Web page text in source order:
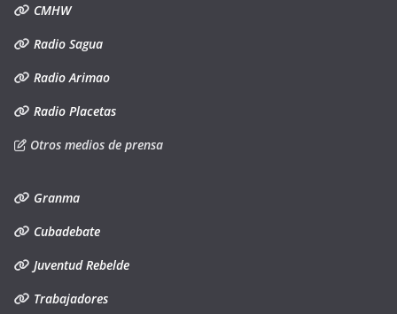
CMHW
Radio Sagua
Radio Arimao
Radio Placetas
Otros medios de prensa
Granma
Cubadebate
Juventud Rebelde
Trabajadores